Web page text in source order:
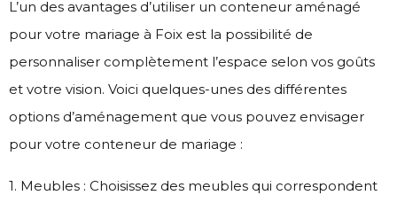
L’un des avantages d’utiliser un conteneur aménagé
pour votre mariage à Foix est la possibilité de
personnaliser complètement l’espace selon vos goûts
et votre vision. Voici quelques-unes des différentes
options d’aménagement que vous pouvez envisager
pour votre conteneur de mariage :
1. Meubles : Choisissez des meubles qui correspondent